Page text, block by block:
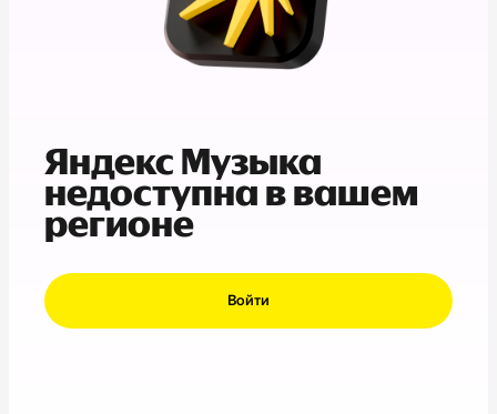
Яндекс Музыка
недоступна в вашем
регионе
Войти